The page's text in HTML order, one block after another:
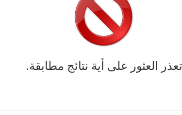
تعذر العثور على أية نتائج مطابقة.